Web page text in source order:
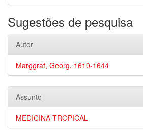
Sugestões de pesquisa
Autor
Marggraf, Georg, 1610-1644
Assunto
MEDICINA TROPICAL